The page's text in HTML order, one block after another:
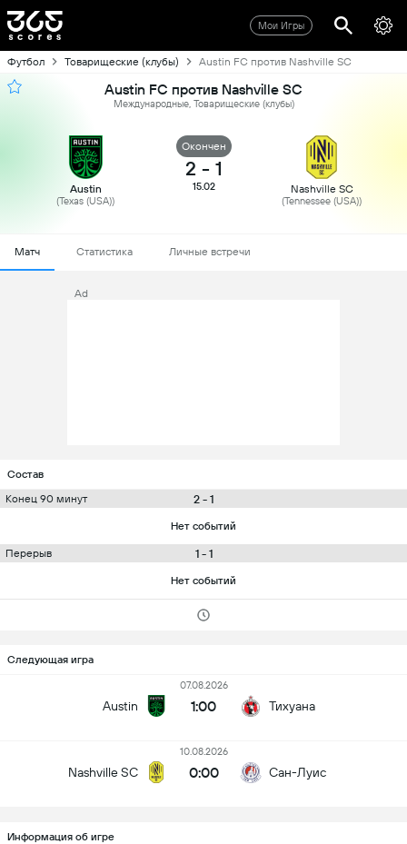
Мои Игры
Футбол Товарищеские (клубы) Austin FC против Nashville SC
Austin FC против Nashville SC
Международные, Товарищеские (клубы)
Austin
(Texas (USA))
Oкончен
2 - 1
15.02 Nashville SC
(Tennessee (USA))
Матч Статистика Личные встречи
Ad
Состав
Конец 90 минут
2 - 1
Нет событий
Перерыв 1 - 1
Нет событий
Следующая игра
Austin
07.08.2026
1:00 Тихуана
Nashville SC
10.08.2026
0:00 Сан-Луис
Информация об игре